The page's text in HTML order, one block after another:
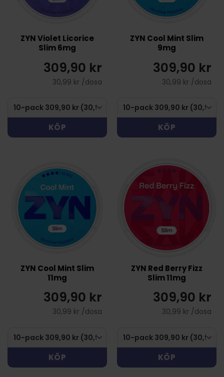
ZYN Violet Licorice
Slim 6mg
309,90 kr
30,99 kr /dosa
KÖP
ZYN Cool Mint Slim
9mg
309,90 kr
30,99 kr /dosa
KÖP
ZYN Cool Mint Slim
11mg
309,90 kr
30,99 kr /dosa
KÖP
ZYN Red Berry Fizz
Slim 11mg
309,90 kr
30,99 kr /dosa
KÖP